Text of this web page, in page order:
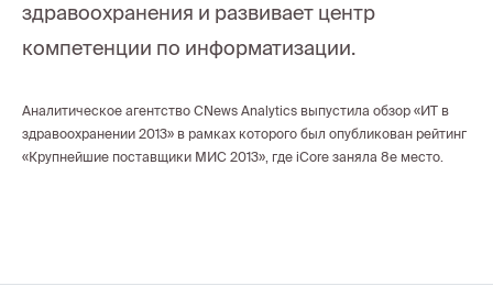
здравоохранения и развивает центр
компетенции по информатизации.
Аналитическое агентство CNews Analytics выпустила обзор «ИТ в
здравоохранении 2013» в рамках которого был опубликован рейтинг
«Крупнейшие поставщики МИС 2013», где iCore заняла 8е место.